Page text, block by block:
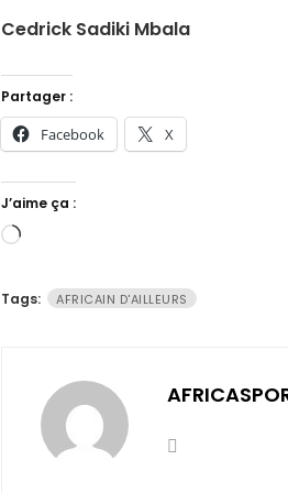
Cedrick Sadiki Mbala
Partager :
Facebook X
J’aime ça :
Chargement…
Tags: AFRICAIN D'AILLEURS